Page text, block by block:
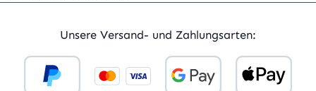
Unsere Versand- und Zahlungsarten: